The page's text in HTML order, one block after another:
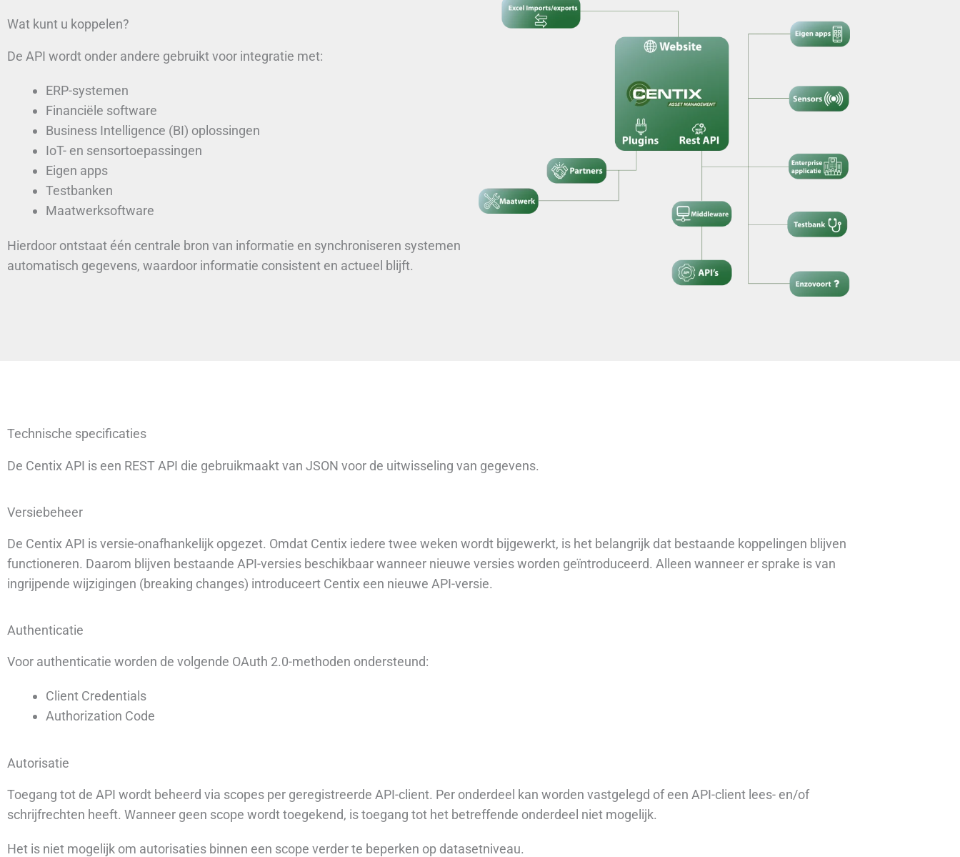
Wat kunt u koppelen?
De API wordt onder andere gebruikt voor integratie met:
ERP-systemen
Financiële software
Business Intelligence (BI) oplossingen
IoT- en sensortoepassingen
Eigen apps
Testbanken
Maatwerksoftware
Hierdoor ontstaat één centrale bron van informatie en synchroniseren systemen
automatisch gegevens, waardoor informatie consistent en actueel blijft.
Technische specificaties
De Centix API is een REST API die gebruikmaakt van JSON voor de uitwisseling van gegevens.
Versiebeheer
De Centix API is versie-onafhankelijk opgezet. Omdat Centix iedere twee weken wordt bijgewerkt, is het belangrijk dat bestaande koppelingen blijven
functioneren. Daarom blijven bestaande API-versies beschikbaar wanneer nieuwe versies worden geïntroduceerd. Alleen wanneer er sprake is van
ingrijpende wijzigingen (breaking changes) introduceert Centix een nieuwe API-versie.
Authenticatie
Voor authenticatie worden de volgende OAuth 2.0-methoden ondersteund:
Client Credentials
Authorization Code
Autorisatie
Toegang tot de API wordt beheerd via scopes per geregistreerde API-client. Per onderdeel kan worden vastgelegd of een API-client lees- en/of
schrijfrechten heeft. Wanneer geen scope wordt toegekend, is toegang tot het betreffende onderdeel niet mogelijk.
Het is niet mogelijk om autorisaties binnen een scope verder te beperken op datasetniveau.